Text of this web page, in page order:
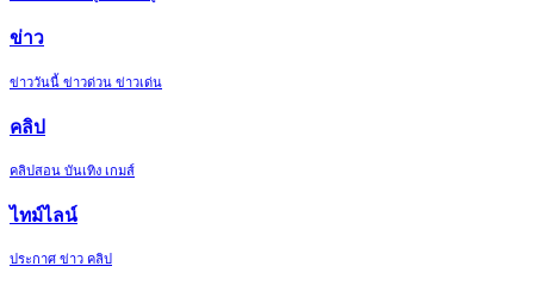
ข่าว
ข่าววันนี้ ข่าวด่วน ข่าวเด่น
คลิป
คลิปสอน บันเทิง เกมส์
ไทม์ไลน์
ประกาศ ข่าว คลิป